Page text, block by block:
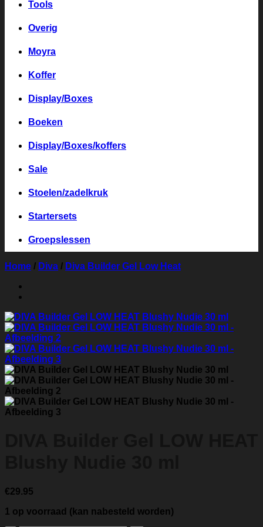
Tools
Overig
Moyra
Koffer
Display/Boxes
Boeken
Display/Boxes/koffers
Sale
Stoelen/zadelkruk
Startersets
Groepslessen
Home / Diva / Diva Builder Gel Low Heat
€29.95
1 op voorraad (kan nabesteld worden)